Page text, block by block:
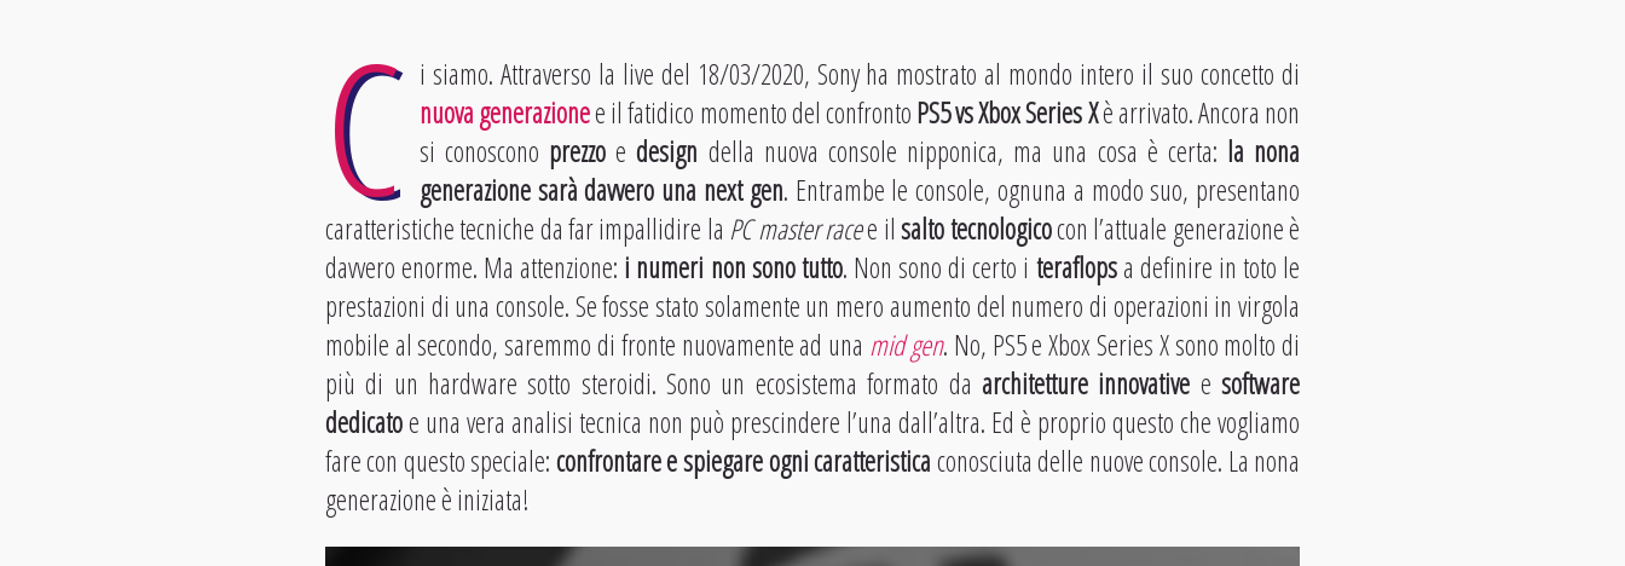
C i siamo. Attraverso la live del 18/03/2020, Sony ha mostrato al mondo intero il suo concetto di
nuova generazionee il fatidico momento del confrontoPS5 vs Xbox Series Xè arrivato. Ancora non
si conoscono prezzoedesign della nuova console nipponica, ma una cosa è certa: la nona
generazione sarà davvero una next gen. Entrambe le console, ognuna a modo suo, presentano
caratteristiche tecniche da far impallidire la PC master racee ilsalto tecnologicocon l’attuale generazione è
davvero enorme. Ma attenzione: i numeri non sono tutto. Non sono di certo i teraflopsa definire in toto le
prestazioni di una console. Se fosse stato solamente un mero aumento del numero di operazioni in virgola
mobile al secondo, saremmo di fronte nuovamente ad una mid gen. No, PS5 e Xbox Series X sono molto di
più di un hardware sotto steroidi. Sono un ecosistema formato daarchitetture innovative esoftware
dedicatoe una vera analisi tecnica non può prescindere l’una dall’altra. Ed è proprio questo che vogliamo
fare con questo speciale:confrontare e spiegare ogni caratteristicaconosciuta delle nuove console. La nona
generazione è iniziata!